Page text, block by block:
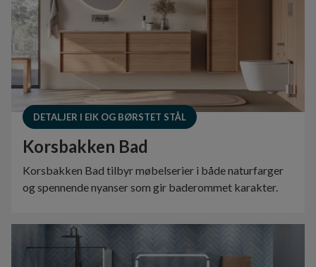
DETALJER I EIK OG BØRSTET STÅL
Korsbakken Bad
Korsbakken Bad tilbyr møbelserier i både naturfarger
og spennende nyanser som gir baderommet karakter.